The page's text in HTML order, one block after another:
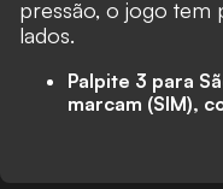
pressão, o jogo tem
lados.
Palpite 3 para
marcam (SIM),